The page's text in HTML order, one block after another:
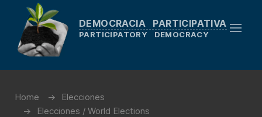
DEMOCRACIA PARTICIPATIVA
PARTICIPATORY DEMOCRACY
Home
Elecciones
Elecciones / World Elections